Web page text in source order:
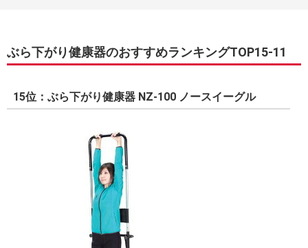
ぶら下がり健康器のおすすめランキングTOP15-11
15位：ぶら下がり健康器 NZ-100 ノースイーグル